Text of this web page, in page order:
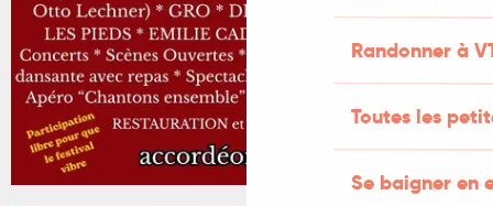
Randonner à
Toutes les
Se baigner en